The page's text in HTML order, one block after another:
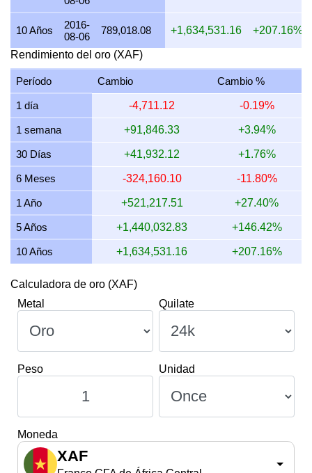
15 julio 2026 2,324,059.78
14 julio 2026 2,334,240.74 56,284.38
2,304,338.81
12 julio 2026 2,362,723.45 66,466.36
11 julio 2026 2,364,689.74 57,018.58 66,521.68
10 julio 2026 2,354,539.22 56,773.83 66,236.13
9 julio 2026 2,369,841.29 57,142.80 66,666.60
8 julio 2026 2,335,082.10 56,304.67 65,688.78
10 Años
2016-
08-06
789,018.08 +1,634,531.16 +207.16%
Rendimiento del oro (XAF)
Período Cambio Cambio %
1 día -4,711.12 -0.19%
1 semana +91,846.33 +3.94%
30 Días +41,932.12 +1.76%
6 Meses -324,160.10 -11.80%
1 Año +521,217.51 +27.40%
5 Años +1,440,032.83 +146.42%
10 Años +1,634,531.16 +207.16%
Calculadora de oro (XAF)
Metal
Quilate
Peso Unidad
Moneda
XAF